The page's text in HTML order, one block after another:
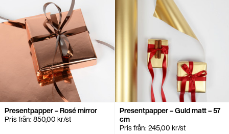
Presentpapper – Rosé mirror
Pris från:850,00kr/st
Presentpapper – Guld matt – 57
cm
Pris från:245,00kr/st